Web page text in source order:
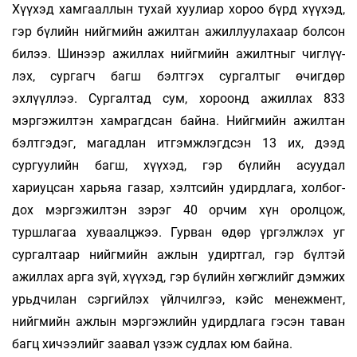
Хүүхэд хамгааллын тухай хуулиар хороо бүрд хүүхэд,
гэр бүлийн нийгмийн ажилтан ажиллуулахаар болсон
билээ. Шинээр ажиллах нийгмийн ажилтныг чиглүү­
лэх, сургагч багш бэлтгэх сургалтыг өчигдөр
эхлүүллээ. Сургалтад сум, хороонд ажиллах 833
мэргэжилтэн хамрагдсан байна. Нийгмийн ажилтан
бэлтгэдэг, магадлан итгэмжлэгдсэн 13 их, дээд
сургуулийн багш, хүүхэд, гэр бүлийн асуудал
хариуцсан харьяа газар, хэлтсийн удирдлага, холбог­
дох мэргэжилтэн зэрэг 40 орчим хүн оролцож,
туршлагаа хуваалцжээ. Гурван өдөр үргэлжлэх уг
сургал­таар нийгмийн ажлын удиртгал, гэр бүлтэй
ажиллах арга зүй, хүүхэд, гэр бүлийн хөгж­лийг дэмжих
урьдчилан сэргийлэх үйлчилгээ, кэйс менежмент,
нийгмийн ажлын мэргэжлийн удирдлага гэсэн таван
багц хичээлийг заавал үзэж судлах юм байна.